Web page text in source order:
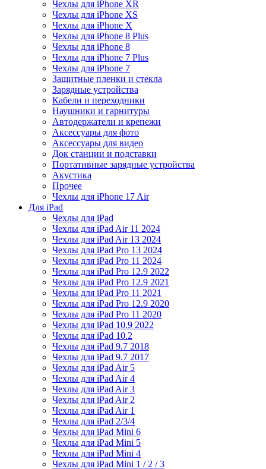
Чехлы для iPhone XR
Чехлы для iPhone XS
Чехлы для iPhone X
Чехлы для iPhone 8 Plus
Чехлы для iPhone 8
Чехлы для iPhone 7 Plus
Чехлы для iPhone 7
Защитные пленки и стекла
Зарядные устройства
Кабели и переходники
Наушники и гарнитуры
Автодержатели и крепежи
Аксессуары для фото
Аксессуары для видео
Док станции и подставки
Портативные зарядные устройства
Акустика
Прочее
Чехлы для iPhone 17 Air
Для iPad
Чехлы для iPad
Чехлы для iPad Air 11 2024
Чехлы для iPad Air 13 2024
Чехлы для iPad Pro 13 2024
Чехлы для iPad Pro 11 2024
Чехлы для iPad Pro 12.9 2022
Чехлы для iPad Pro 12.9 2021
Чехлы для iPad Pro 11 2021
Чехлы для iPad Pro 12.9 2020
Чехлы для iPad Pro 11 2020
Чехлы для iPad 10.9 2022
Чехлы для iPad 10.2
Чехлы для iPad 9.7 2018
Чехлы для iPad 9.7 2017
Чехлы для iPad Air 5
Чехлы для iPad Air 4
Чехлы для iPad Air 3
Чехлы для iPad Air 2
Чехлы для iPad Air 1
Чехлы для iPad 2/3/4
Чехлы для iPad Mini 6
Чехлы для iPad Mini 5
Чехлы для iPad Mini 4
Чехлы для iPad Mini 1 / 2 / 3